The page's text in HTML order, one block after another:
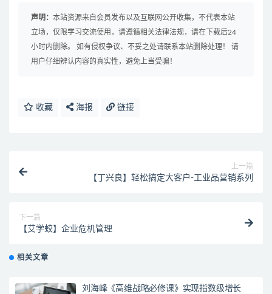
声明： 本站资源来自会员发布以及互联网公开收集，不代表本站
立场，仅限学习交流使用，请遵循相关法律法规，请在下载后24
小时内删除。 如有侵权争议、不妥之处请联系本站删除处理！ 请
用户仔细辨认内容的真实性，避免上当受骗！
收藏 海报 链接
上一篇
【丁兴良】轻松搞定大客户-工业品营销系列
下一篇
【艾学蛟】企业危机管理
相关文章
刘海峰《高维战略必修课》实现指数级增长